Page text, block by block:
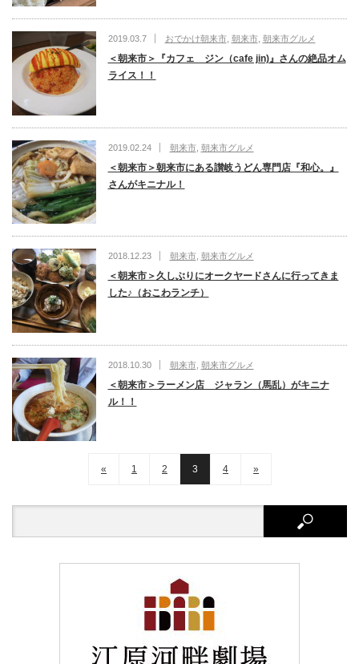
2019.03.7 おでかけ朝来市, 朝来市, 朝来市グルメ
＜朝来市＞『カフェ ジン（cafe jin)』さんの絶品オム
ライス！！
2019.02.24 朝来市, 朝来市グルメ
＜朝来市＞朝来市にある讃岐うどん専門店『和心。』
さんがキニナル！
2018.12.23 朝来市, 朝来市グルメ
＜朝来市＞久しぶりにオークヤードさんに行ってきま
した♪（おこわランチ）
2018.10.30 朝来市, 朝来市グルメ
＜朝来市＞ラーメン店 ジャラン（馬乱）がキニナ
ル！！
« 1 2 3 4 »